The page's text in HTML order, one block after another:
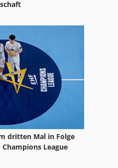
dritten Mal in Folge
League